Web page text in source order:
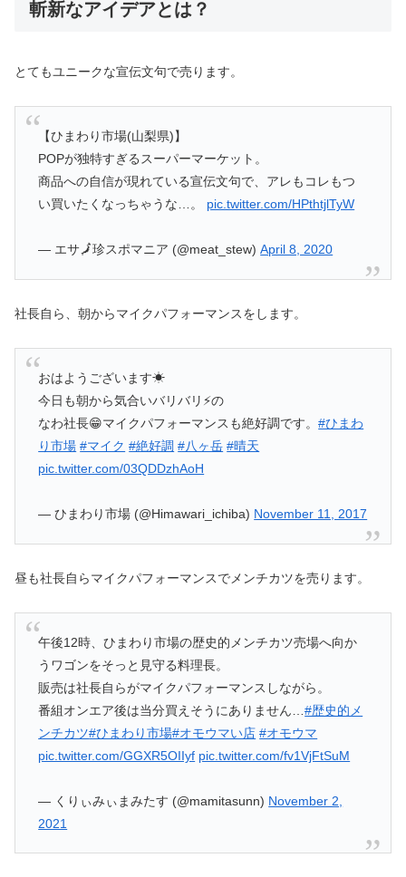
斬新なアイデアとは？
とてもユニークな宣伝文句で売ります。
【ひまわり市場(山梨県)】
POPが独特すぎるスーパーマーケット。
商品への自信が現れている宣伝文句で、アレもコレもつ
い買いたくなっちゃうな…。 pic.twitter.com/HPthtjlTyW
— エサ🗾珍スポマニア (@meat_stew)April 8, 2020
社長自ら、朝からマイクパフォーマンスをします。
おはようございます☀
今日も朝から気合いバリバリ⚡️の
なわ社長😁マイクパフォーマンスも絶好調です。#ひまわ
り市場 #マイク #絶好調 #八ヶ岳 #晴天
pic.twitter.com/03QDDzhAoH
— ひまわり市場 (@Himawari_ichiba) November 11, 2017
昼も社長自らマイクパフォーマンスでメンチカツを売ります。
午後12時、ひまわり市場の歴史的メンチカツ売場へ向か
うワゴンをそっと見守る料理長。
販売は社長自らがマイクパフォーマンスしながら。
番組オンエア後は当分買えそうにありません…#歴史的メ
ンチカツ#ひまわり市場#オモウマい店 #オモウマ
pic.twitter.com/GGXR5OIIyf pic.twitter.com/fv1VjFtSuM
— くりぃみぃまみたす (@mamitasunn) November 2,
2021